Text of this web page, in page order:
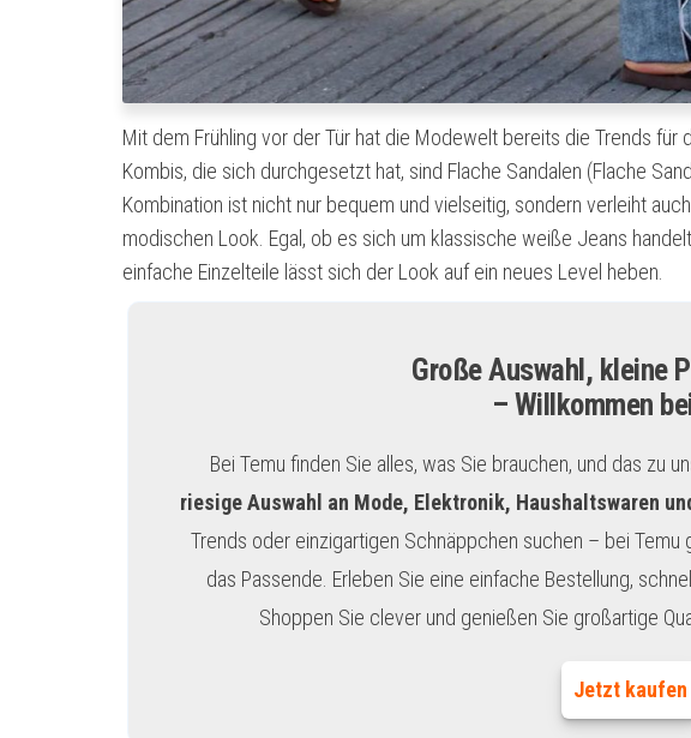
Mit dem Frühling vor der Tür hat die Modewelt bereits die Trends
Kombis, die sich durchgesetzt hat, sind Flache Sandalen (Flache
Kombination ist nicht nur bequem und vielseitig, sondern verleiht
modischen Look. Egal, ob es sich um klassische weiße Jeans
einfache Einzelteile lässt sich der Look auf ein neues Level heben.
Große Auswahl, kleine
– Willkommen
Bei Temu finden Sie alles, was Sie brauchen, und das zu
riesige Auswahl an Mode, Elektronik, Haushaltswaren
Trends oder einzigartigen Schnäppchen suchen – bei
das Passende. Erleben Sie eine einfache Bestellung,
Shoppen Sie clever und genießen Sie großartige
Jetzt kaufen